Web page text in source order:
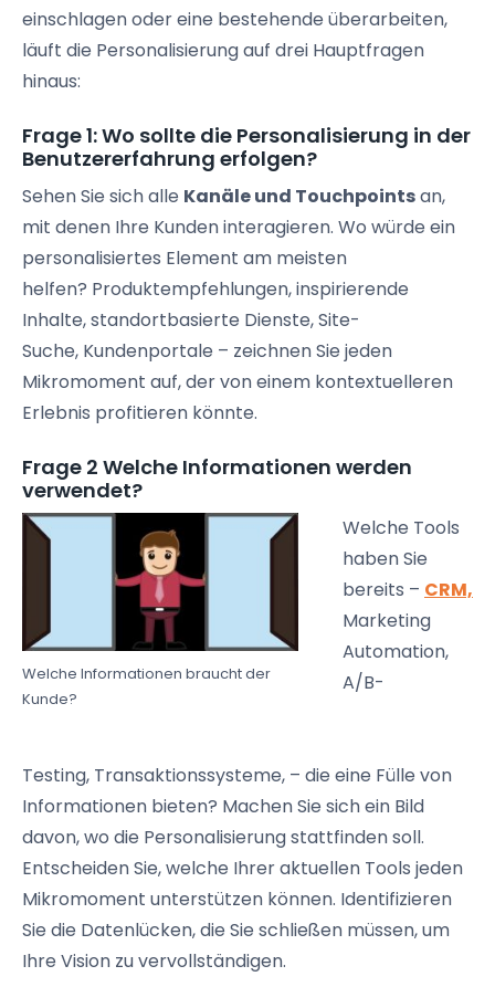
einschlagen oder eine bestehende überarbeiten,
läuft die Personalisierung auf drei Hauptfragen
hinaus:
Frage 1: Wo sollte die Personalisierung in der
Benutzererfahrung erfolgen?
Sehen Sie sich alle Kanäle und Touchpointsan,
mit denen Ihre Kunden interagieren. Wo würde ein
personalisiertes Element am meisten
helfen? Produktempfehlungen, inspirierende
Inhalte,standortbasierte Dienste,Site-
Suche, Kundenportale – zeichnen Sie jeden
Mikromoment auf, der von einem kontextuelleren
Erlebnis profitieren könnte.
Frage 2 Welche Informationen werden
verwendet?
Welche Informationen braucht der
Kunde?
Welche Tools
haben Sie
bereits – CRM,
Marketing
Automation,
A/B-
Testing, Transaktionssysteme, – die eine Fülle von
Informationen bieten? Machen Sie sich ein Bild
davon, wo die Personalisierung stattfinden soll.
Entscheiden Sie, welche Ihrer aktuellen Tools jeden
Mikromoment unterstützen können. Identifizieren
Sie die Datenlücken, die Sie schließen müssen, um
Ihre Vision zu vervollständigen.